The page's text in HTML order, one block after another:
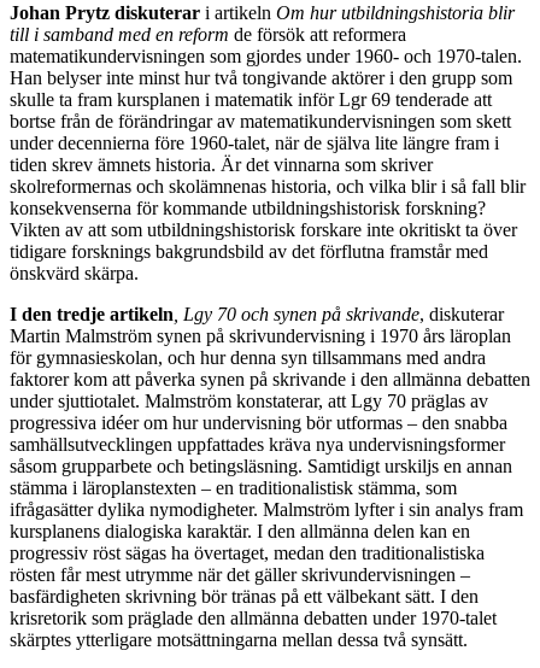
Johan Prytz diskuterar i artikeln Om hur utbildningshistoria blir
till i samband med en reform de försök att reformera
matematikundervisningen som gjordes under 1960- och 1970-talen.
Han belyser inte minst hur två tongivande aktörer i den grupp som
skulle ta fram kursplanen i matematik inför Lgr 69 tenderade att
bortse från de förändringar av matematikundervisningen som skett
under decennierna före 1960-talet, när de själva lite längre fram i
tiden skrev ämnets historia. Är det vinnarna som skriver
skolreformernas och skolämnenas historia, och vilka blir i så fall blir
konsekvenserna för kommande utbildningshistorisk forskning?
Vikten av att som utbildningshistorisk forskare inte okritiskt ta över
tidigare forsknings bakgrundsbild av det förflutna framstår med
önskvärd skärpa.
I den tredje artikeln , Lgy 70 och synen på skrivande, diskuterar
Martin Malmström synen på skrivundervisning i 1970 års läroplan
för gymnasieskolan, och hur denna syn tillsammans med andra
faktorer kom att påverka synen på skrivande i den allmänna debatten
under sjuttiotalet. Malmström konstaterar, att Lgy 70 präglas av
progressiva idéer om hur undervisning bör utformas – den snabba
samhällsutvecklingen uppfattades kräva nya undervisningsformer
såsom grupparbete och betingsläsning. Samtidigt urskiljs en annan
stämma i läroplanstexten – en traditionalistisk stämma, som
ifrågasätter dylika nymodigheter. Malmström lyfter i sin analys fram
kursplanens dialogiska karaktär. I den allmänna delen kan en
progressiv röst sägas ha övertaget, medan den traditionalistiska
rösten får mest utrymme när det gäller skrivundervisningen –
basfärdigheten skrivning bör tränas på ett välbekant sätt. I den
krisretorik som präglade den allmänna debatten under 1970-talet
skärptes ytterligare motsättningarna mellan dessa två synsätt.